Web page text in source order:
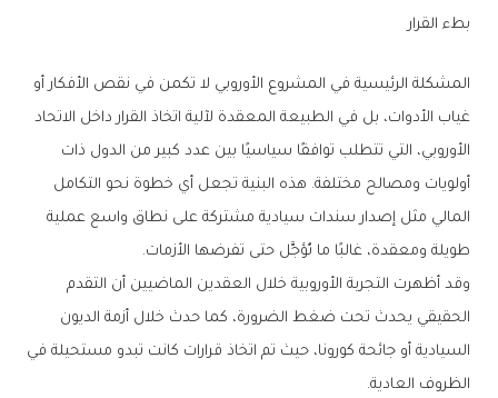
بطء القرار
المشكلة الرئيسية في المشروع الأوروبي لا تكمن في نقص الأفكار أو
غياب الأدوات، بل في الطبيعة المعقدة لآلية اتخاذ القرار داخل الاتحاد
الأوروبي، التي تتطلب توافقًا سياسيًا بين عدد كبير من الدول ذات
أولويات ومصالح مختلفة. هذه البنية تجعل أي خطوة نحو التكامل
المالي مثل إصدار سندات سيادية مشتركة على نطاق واسع عملية
طويلة ومعقدة، غالبًا ما تُؤجَّل حتى تفرضها الأزمات.
وقد أظهرت التجربة الأوروبية خلال العقدين الماضيين أن التقدم
الحقيقي يحدث تحت ضغط الضرورة، كما حدث خلال أزمة الديون
السيادية أو جائحة كورونا، حيث تم اتخاذ قرارات كانت تبدو مستحيلة في
الظروف العادية.